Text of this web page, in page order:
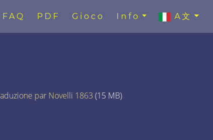
FAQ PDF Gioco Info A文
par Novelli 1863 (15 MB)